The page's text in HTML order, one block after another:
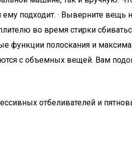
подходит. · Выверните вещь
во время стирки
функции полоскания и
с объемных вещей. Вам
отбеливателей и